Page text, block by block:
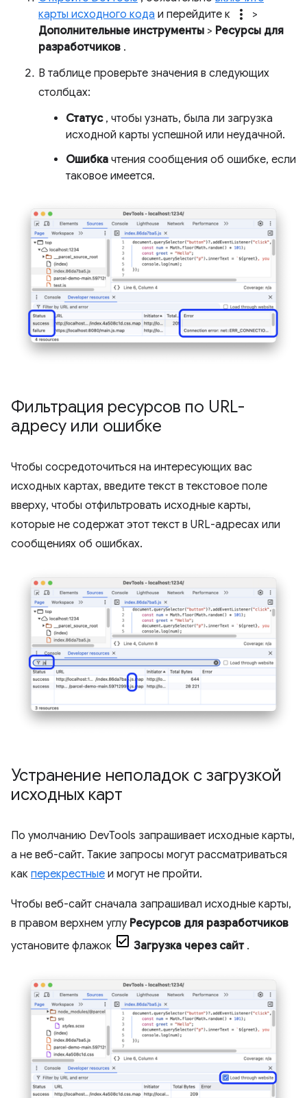
карты исходного кода и перейдите к more_vert
>
Дополнительные инструменты > Ресурсы для
разработчиков .
В таблице проверьте значения в следующих
столбцах:
Статус, чтобы узнать, была ли загрузка
исходной карты успешной или неудачной.
Ошибка чтения сообщения об ошибке, если
таковое имеется.
Фильтрация ресурсов по URL-
адресу или ошибке
Чтобы сосредоточиться на интересующих вас
исходных картах, введите текст в текстовое поле
вверху, чтобы отфильтровать исходные карты,
которые не содержат этот текст в URL-адресах или
сообщениях об ошибках.
Устранение неполадок с загрузкой
исходных карт
По умолчанию DevTools запрашивает исходные карты,
а не веб-сайт. Такие запросы могут рассматриваться
как перекрестные и могут не пройти.
Чтобы веб-сайт сначала запрашивал исходные карты,
в правом верхнем углу Ресурсов для разработчиков
установите флажок
Загрузка через сайт.